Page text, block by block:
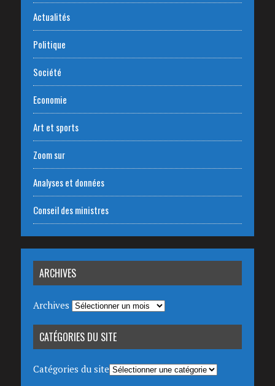
Actualités
Politique
Société
Economie
Art et sports
Zoom sur
Analyses et données
Conseil des ministres
ARCHIVES
Archives
CATÉGORIES DU SITE
Catégories du site